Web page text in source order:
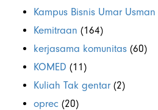
Kampus Bisnis Umar Usman
Kemitraan (164)
kerjasama komunitas (60)
KOMED (11)
Kuliah Tak gentar (2)
oprec (20)